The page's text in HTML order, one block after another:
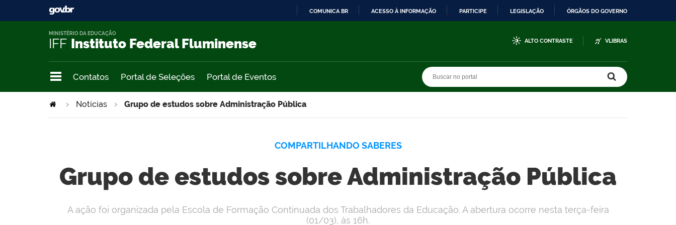
COMUNICA BR ACESSO À INFORMAÇÃO PARTICIPE LEGISLAÇÃO ÓRGÃOS DO GOVERNO
IFF Instituto Federal Fluminense
MINISTÉRIO DA EDUCAÇÃO
ALTO CONTRASTE VLIBRAS
Contatos Portal de Seleções Portal de Eventos
Notícias Grupo de estudos sobre Administração Pública
COMPARTILHANDO SABERES
Grupo de estudos sobre Administração Pública
A ação foi organizada pela Escola de Formação Continuada dos Trabalhadores da Educação. A abertura ocorre nesta terça-feira
(01/03), às 16h.